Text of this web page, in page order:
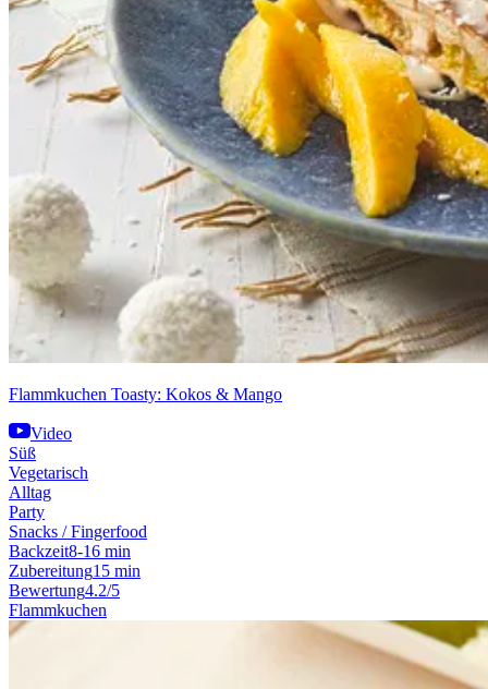
Flammkuchen Toasty: Kokos & Mango
Video
Süß
Vegetarisch
Alltag
Party
Snacks / Fingerfood
Backzeit8-16 min
Zubereitung15 min
Bewertung4.2/5
Flammkuchen